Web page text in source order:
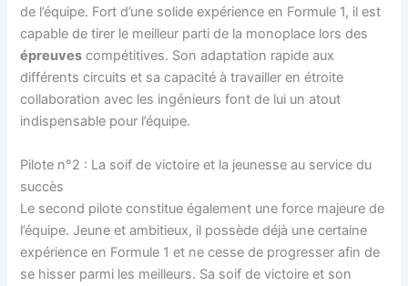
de l’équipe. Fort d’une solide expérience en Formule 1, il est
capable de tirer le meilleur parti de la monoplace lors des
épreuves compétitives. Son adaptation rapide aux
différents circuits et sa capacité à travailler en étroite
collaboration avec les ingénieurs font de lui un atout
indispensable pour l’équipe.
Pilote n°2 : La soif de victoire et la jeunesse au service du
succès
Le second pilote constitue également une force majeure de
l’équipe. Jeune et ambitieux, il possède déjà une certaine
expérience en Formule 1 et ne cesse de progresser afin de
se hisser parmi les meilleurs. Sa soif de victoire et son